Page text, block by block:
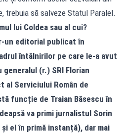
trebuia să salveze Statul Paralel.
lui Coldea sau al cui?
un editorial publicat în
întâlnirilor pe care le-a avut
(r.) SRI Florian
al Serviciului Român de
funcție de Traian Băsescu în
va primi jurnalistul Sorin
el în primă instanță), dar mai